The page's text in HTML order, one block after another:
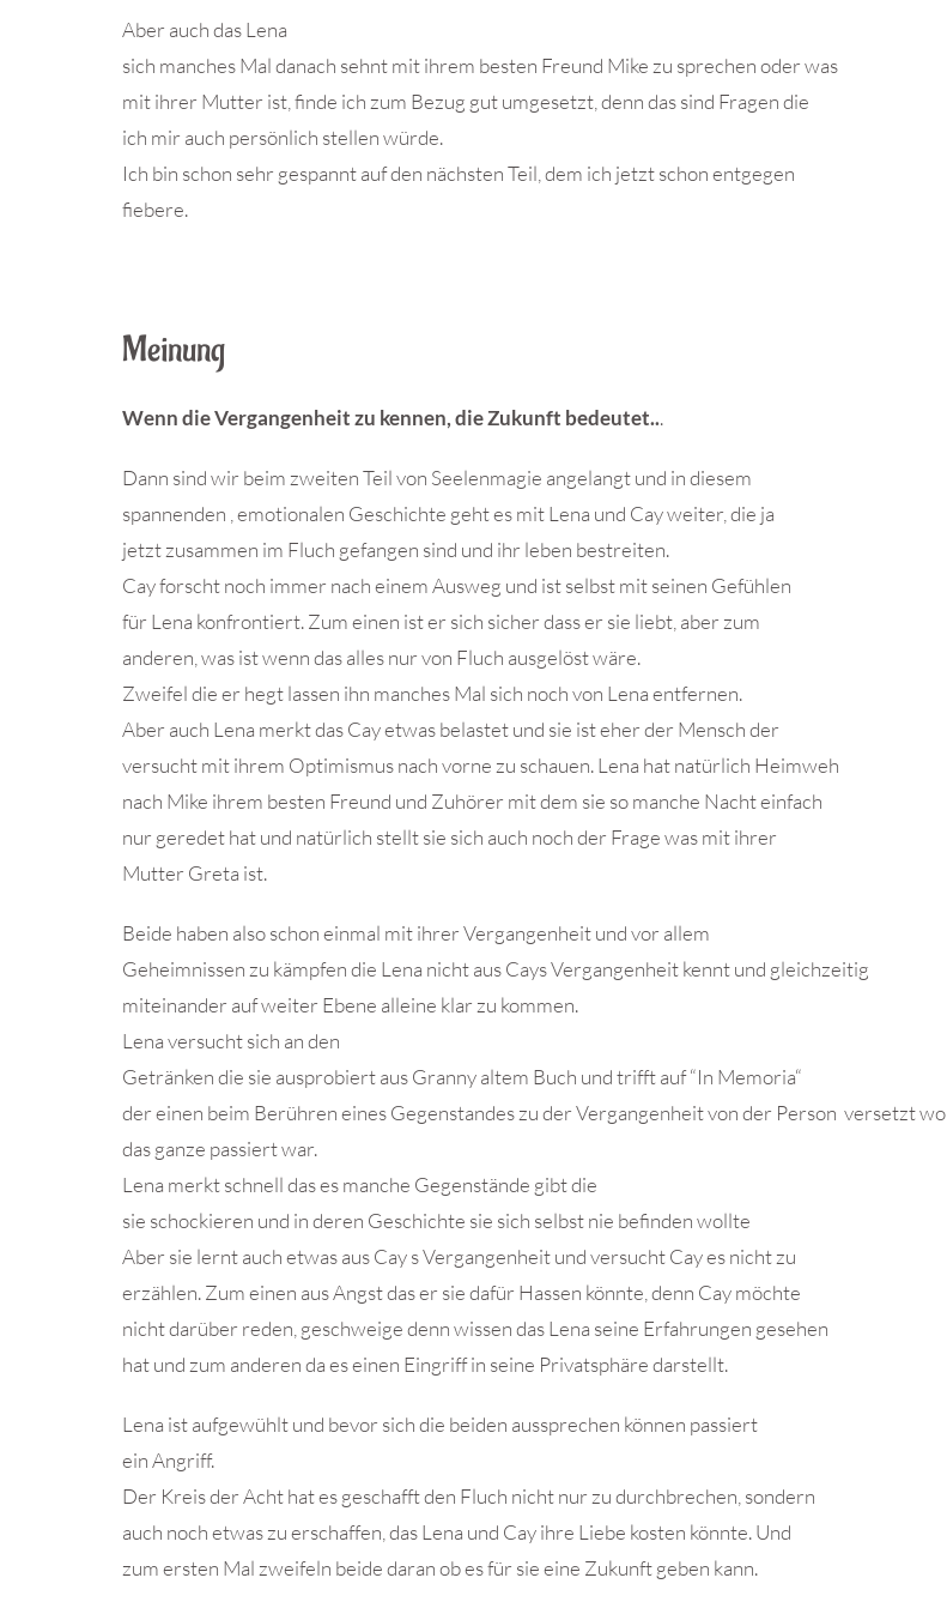
Aber auch das Lena
sich manches Mal danach sehnt mit ihrem besten Freund Mike zu sprechen oder was
mit ihrer Mutter ist, finde ich zum Bezug gut umgesetzt, denn das sind Fragen die
ich mir auch persönlich stellen würde.
Ich bin schon sehr gespannt auf den nächsten Teil, dem ich jetzt schon entgegen
fiebere.
Meinung
Wenn die Vergangenheit zu kennen, die Zukunft bedeutet...
Dann sind wir beim zweiten Teil von Seelenmagie angelangt und in diesem
spannenden , emotionalen Geschichte geht es mit Lena und Cay weiter, die ja
jetzt zusammen im Fluch gefangen sind und ihr leben bestreiten.
Cay forscht noch immer nach einem Ausweg und ist selbst mit seinen Gefühlen
für Lena konfrontiert. Zum einen ist er sich sicher dass er sie liebt, aber zum
anderen, was ist wenn das alles nur von Fluch ausgelöst wäre.
Zweifel die er hegt lassen ihn manches Mal sich noch von Lena entfernen.
Aber auch Lena merkt das Cay etwas belastet und sie ist eher der Mensch der
versucht mit ihrem Optimismus nach vorne zu schauen. Lena hat natürlich Heimweh
nach Mike ihrem besten Freund und Zuhörer mit dem sie so manche Nacht einfach
nur geredet hat und natürlich stellt sie sich auch noch der Frage was mit ihrer
Mutter Greta ist.
Beide haben also schon einmal mit ihrer Vergangenheit und vor allem
Geheimnissen zu kämpfen die Lena nicht aus Cays Vergangenheit kennt und gleichzeitig
miteinander auf weiter Ebene alleine klar zu kommen.
Lena versucht sich an den
Getränken die sie ausprobiert aus Granny altem Buch und trifft auf “In Memoria“
der einen beim Berühren eines Gegenstandes zu der Vergangenheit von der Person versetzt wo
das ganze passiert war.
Lena merkt schnell das es manche Gegenstände gibt die
sie schockieren und in deren Geschichte sie sich selbst nie befinden wollte
Aber sie lernt auch etwas aus Cay s Vergangenheit und versucht Cay es nicht zu
erzählen. Zum einen aus Angst das er sie dafür Hassen könnte, denn Cay möchte
nicht darüber reden, geschweige denn wissen das Lena seine Erfahrungen gesehen
hat und zum anderen da es einen Eingriff in seine Privatsphäre darstellt.
Lena ist aufgewühlt und bevor sich die beiden aussprechen können passiert
ein Angriff.
Der Kreis der Acht hat es geschafft den Fluch nicht nur zu durchbrechen, sondern
auch noch etwas zu erschaffen, das Lena und Cay ihre Liebe kosten könnte. Und
zum ersten Mal zweifeln beide daran ob es für sie eine Zukunft geben kann.